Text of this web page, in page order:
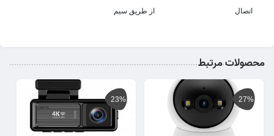
اتصال از طریق سیم
محصولات مرتبط
27%
23%